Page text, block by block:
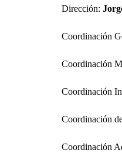
Dirección:
Coordinación
Coordinación
Coordinación
Coordinación
Coordinación